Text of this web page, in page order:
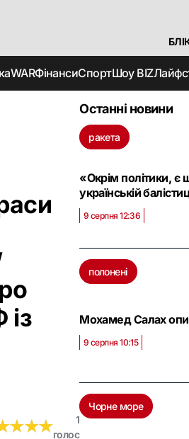
WARФінансиСпортШоу BIZ
★★★
★★★
1
голос
Останні новини
ракета
«Окрім політики, є
українській
9 серпня 12:36
полонені
Мохамед Салах
9 серпня 10:15
Чорне море